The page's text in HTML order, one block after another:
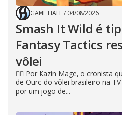
GAME HALL/ 04/08/2026
Smash It Wild é
Fantasy Tactics
vôlei
🧙‍♂️ Por Kazin Mage, o cronista
de Ouro do vôlei brasileiro na
por um jogo de...